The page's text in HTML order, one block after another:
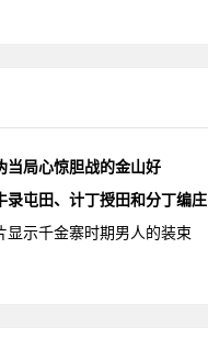
当局心惊胆战的金山好
录屯田、计丁授田和分丁编庄
显示千金寨时期男人的装束